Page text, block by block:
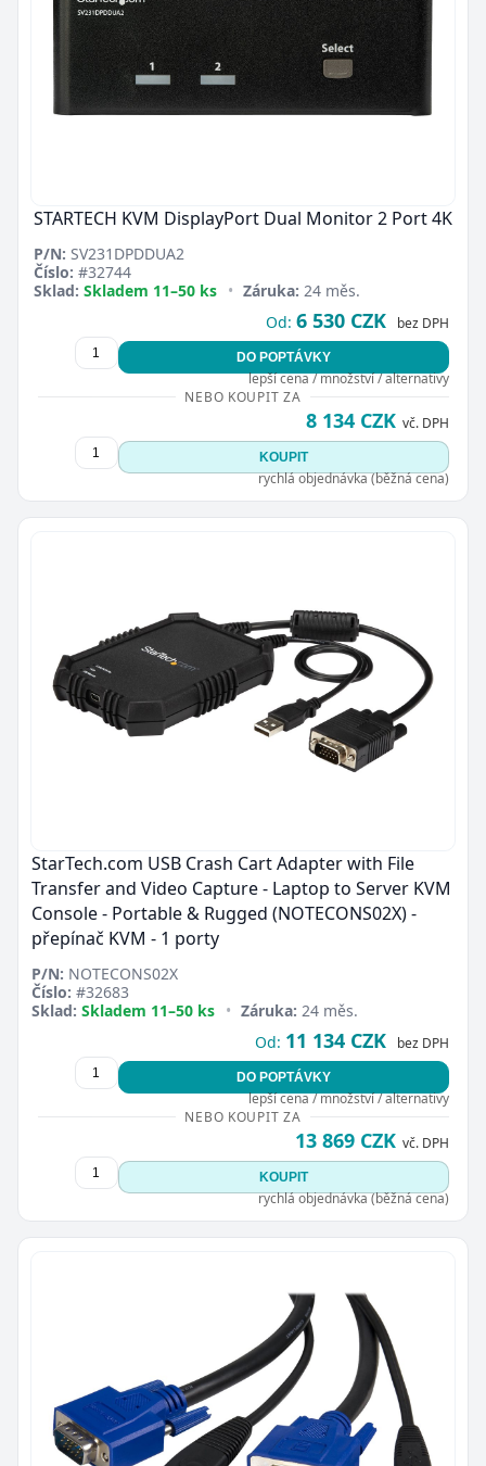
STARTECH KVM DisplayPort Dual Monitor 2 Port 4K
P/N: SV231DPDDUA2
Číslo: #32744
Sklad: Skladem 11–50 ks • Záruka: 24 měs.
Od: 6 530 CZK bez DPH
DO POPTÁVKY
lepší cena / množství / alternativy
NEBO KOUPIT ZA
8 134 CZK vč. DPH
KOUPIT
rychlá objednávka (běžná cena)
StarTech.com USB Crash Cart Adapter with File
Transfer and Video Capture - Laptop to Server KVM
Console - Portable & Rugged (NOTECONS02X) -
přepínač KVM - 1 porty
P/N: NOTECONS02X
Číslo: #32683
Sklad: Skladem 11–50 ks • Záruka: 24 měs.
Od: 11 134 CZK bez DPH
DO POPTÁVKY
lepší cena / množství / alternativy
NEBO KOUPIT ZA
13 869 CZK vč. DPH
KOUPIT
rychlá objednávka (běžná cena)